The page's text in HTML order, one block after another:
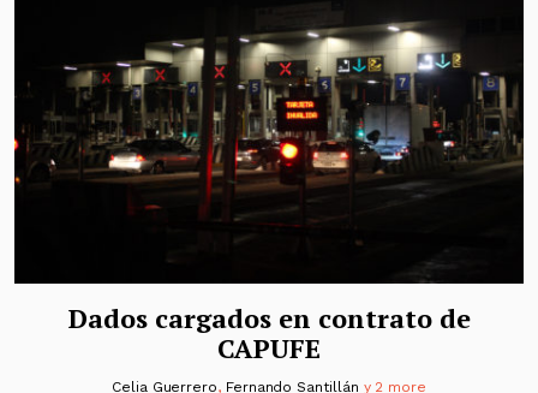
Dados cargados en contrato de
CAPUFE
Celia Guerrero, Fernando Santillán y 2 more